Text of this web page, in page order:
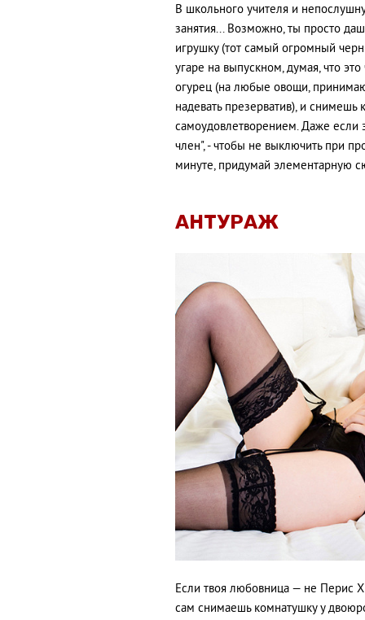
В школьного учителя и
занятия... Возможно, ты просто
игрушку (тот самый огромный
угаре на выпускном, думая, что
огурец (на любые овощи,
надевать презерватив), и
самоудовлетворением. Даже если
член", - чтобы не выключить при
минуте, придумай элементарную
АНТУРАЖ
Если твоя любовница — не Перис
сам снимаешь комнатушку у